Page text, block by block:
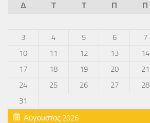
Αύγουστος 2026
Δ Τ Τ Π Π
3
4 5 6 7
10
11 12 13 14
17
18 19 20 21
24
25 26 27 28
31